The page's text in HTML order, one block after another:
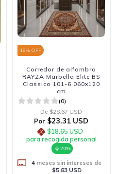
19% OFF
Corredor de alfombra
RAYZA Marbella Elite BS
Classico 101-6 060x120
cm
(0)
De $28.67 USD
Por $23.31 USD
$18.65 USD
para recogida personal
20%
4 meses sin intereses de
$5.83 USD